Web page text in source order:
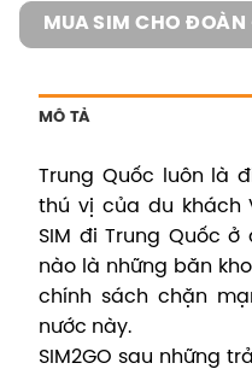
MUA SIM CHO ĐOÀN
MÔ TẢ
Trung Quốc luôn là
thú vị của du khách
SIM đi Trung Quốc
nào là những băn
chính sách chặn
nước này.
SIM2GO sau những